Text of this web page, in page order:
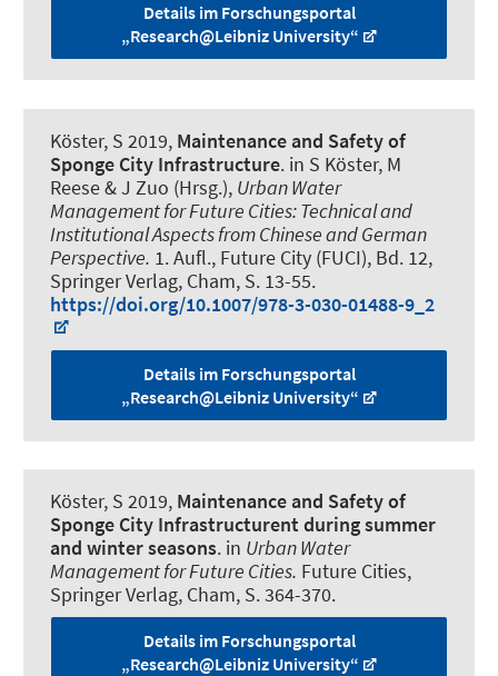
Details im Forschungsportal
„Research@Leibniz University“
Köster, S 2019, Maintenance and Safety of
Sponge City Infrastructure. in S Köster, M
Reese & J Zuo (Hrsg.), Urban Water
Management for Future Cities: Technical and
Institutional Aspects from Chinese and German
Perspective. 1. Aufl., Future City (FUCI), Bd. 12,
Springer Verlag, Cham, S. 13-55.
https://doi.org/10.1007/978-3-030-01488-9_2
Details im Forschungsportal
„Research@Leibniz University“
Köster, S 2019, Maintenance and Safety of
Sponge City Infrastructurent during summer
and winter seasons. in Urban Water
Management for Future Cities. Future Cities,
Springer Verlag, Cham, S. 364-370.
Details im Forschungsportal
„Research@Leibniz University“